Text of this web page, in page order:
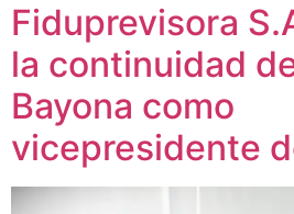
Fiduprevisora
la continuidad
Bayona como
vicepresidente